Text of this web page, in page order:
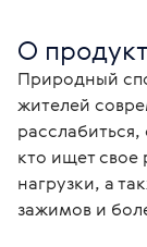
О
Природный
жителей
кто ищет
нагрузки, а
зажимов и